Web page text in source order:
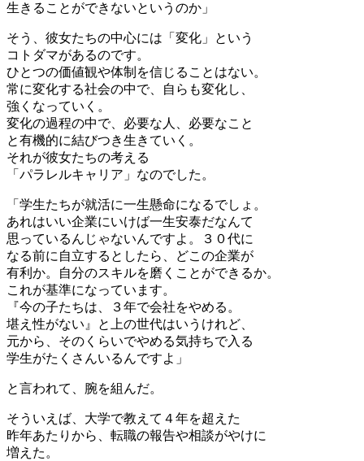
生きることができないというのか」
そう、彼女たちの中心には「変化」という
コトダマがあるのです。
ひとつの価値観や体制を信じることはない。
常に変化する社会の中で、自らも変化し、
強くなっていく。
変化の過程の中で、必要な人、必要なこと
と有機的に結びつき生きていく。
それが彼女たちの考える
「パラレルキャリア」なのでした。
「学生たちが就活に一生懸命になるでしょ。
あれはいい企業にいけば一生安泰だなんて
思っているんじゃないんですよ。３０代に
なる前に自立するとしたら、どこの企業が
有利か。自分のスキルを磨くことができるか。
これが基準になっています。
『今の子たちは、３年で会社をやめる。
堪え性がない』と上の世代はいうけれど、
元から、そのくらいでやめる気持ちで入る
学生がたくさんいるんですよ」
と言われて、腕を組んだ。
そういえば、大学で教えて４年を超えた
昨年あたりから、転職の報告や相談がやけに
増えた。